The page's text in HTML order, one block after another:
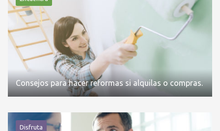
Consejos para hacer reformas si alquilas o compras.
Disfruta